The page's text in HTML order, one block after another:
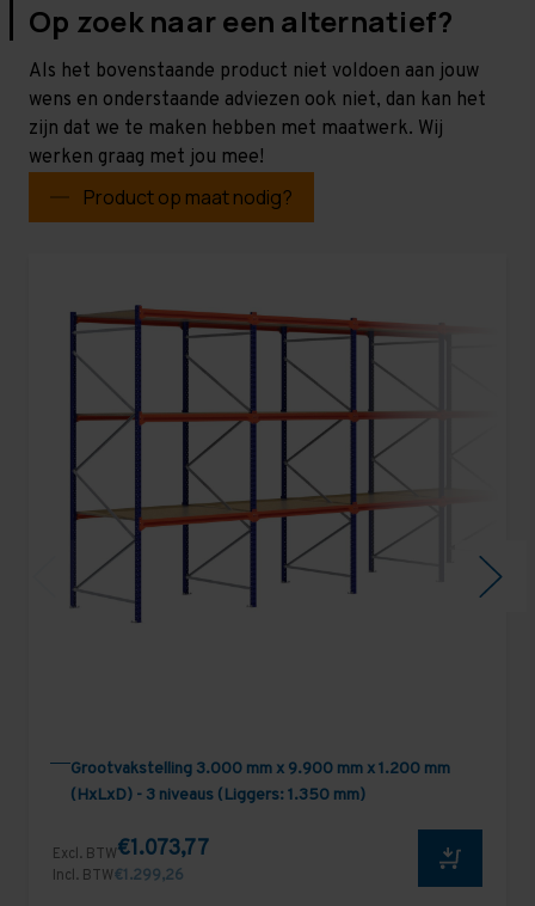
Op zoek naar een alternatief?
Als het bovenstaande product niet voldoen aan jouw
wens en onderstaande adviezen ook niet, dan kan het
zijn dat we te maken hebben met maatwerk. Wij
werken graag met jou mee!
Product op maat nodig?
Grootvakstelling 3.000 mm x 9.900 mm x 1.200 mm
(HxLxD) - 3 niveaus (Liggers: 1.350 mm)
Excl. BTW€1.073,77
Incl. BTW€1.299,26